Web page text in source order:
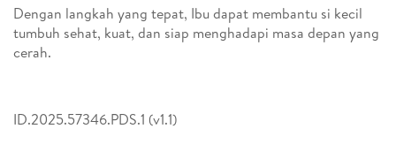
Dengan langkah yang tepat, Ibu dapat membantu si kecil
tumbuh sehat, kuat, dan siap menghadapi masa depan yang
cerah.
ID.2025.57346.PDS.1 (v1.1)